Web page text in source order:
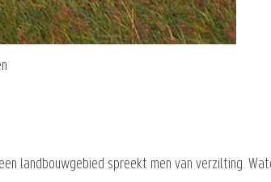
landbouwgebied spreekt men van verzilting.